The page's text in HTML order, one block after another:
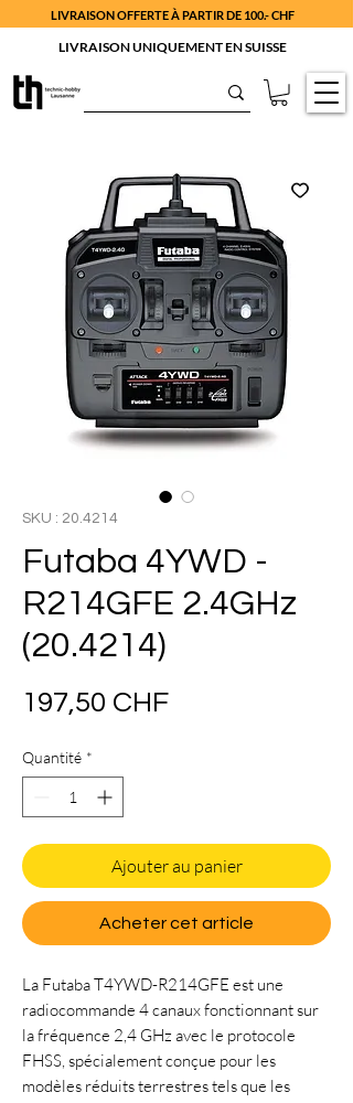
LIVRAISON OFFERTE À PARTIR DE 100.- CHF
LIVRAISON UNIQUEMENT EN SUISSE
SKU : 20.4214
Futaba 4YWD -
R214GFE 2.4GHz
(20.4214)
197,50 CHFPrix
Quantité *
Ajouter au panier
Acheter cet article
La Futaba T4YWD-R214GFE est une
radiocommande 4 canaux fonctionnant sur
la fréquence 2,4 GHz avec le protocole
FHSS, spécialement conçue pour les
modèles réduits terrestres tels que les